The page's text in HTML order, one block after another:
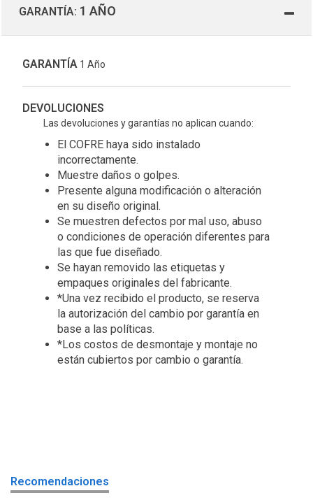
GARANTÍA: 1 AÑO
GARANTÍA 1 Año
DEVOLUCIONES
Las devoluciones y garantías no aplican cuando:
El COFRE haya sido instalado
incorrectamente.
Muestre daños o golpes.
Presente alguna modificación o alteración
en su diseño original.
Se muestren defectos por mal uso, abuso
o condiciones de operación diferentes para
las que fue diseñado.
Se hayan removido las etiquetas y
empaques originales del fabricante.
*Una vez recibido el producto, se reserva
la autorización del cambio por garantía en
base a las políticas.
*Los costos de desmontaje y montaje no
están cubiertos por cambio o garantía.
Recomendaciones